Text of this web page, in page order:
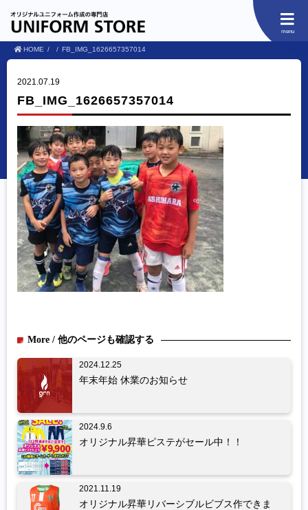
menu
HOME FB_IMG_1626657357014
2021.07.19
FB_IMG_1626657357014
More / 他のページも確認する
2024.12.25
年末年始 休業のお知らせ
2024.9.6
オリジナル昇華ピステがセール中！！
2021.11.19
オリジナル昇華リバーシブルビブス作できま